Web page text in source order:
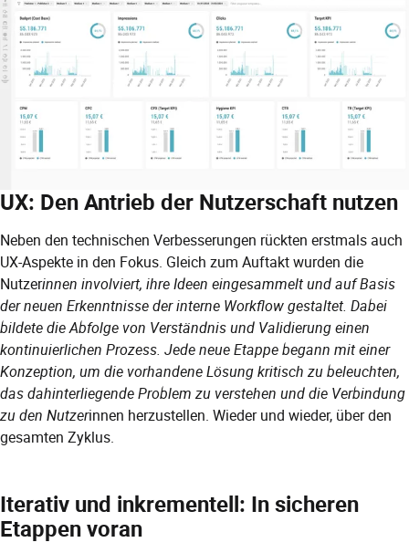
UX: Den Antrieb der Nutzerschaft nutzen
Neben den technischen Verbesserungen rückten erstmals auch
UX-Aspekte in den Fokus. Gleich zum Auftakt wurden die
Nutzerinnen involviert, ihre Ideen eingesammelt und auf Basis
der neuen Erkenntnisse der interne Workflow gestaltet. Dabei
bildete die Abfolge von Verständnis und Validierung einen
kontinuierlichen Prozess. Jede neue Etappe begann mit einer
Konzeption, um die vorhandene Lösung kritisch zu beleuchten,
das dahinterliegende Problem zu verstehen und die Verbindung
zu den Nutzerinnen herzustellen. Wieder und wieder, über den
gesamten Zyklus.
Iterativ und inkrementell: In sicheren
Etappen voran